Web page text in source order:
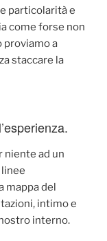
particolarità e
come forse non
proviamo a
staccare la
niente ad un
mappa del
intimo e
interno.